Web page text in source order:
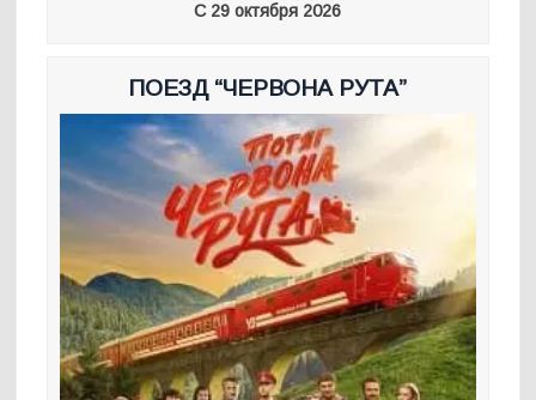
С 29 октября 2026
ПОЕЗД “ЧЕРВОНА РУТА”